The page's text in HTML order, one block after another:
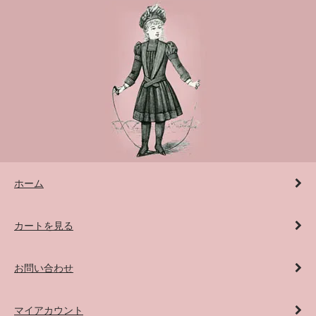
ホーム
カートを見る
お問い合わせ
マイアカウント